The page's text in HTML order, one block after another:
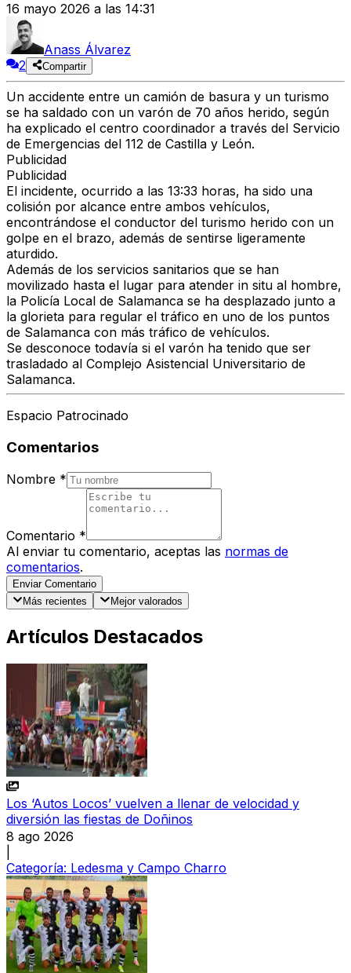
16 mayo 2026 a las 14:31
Anass Álvarez
2
Compartir
Un accidente entre un camión de basura y un turismo
se ha saldado con un varón de 70 años herido, según
ha explicado el centro coordinador a través del Servicio
de Emergencias del 112 de Castilla y León.
Publicidad
Publicidad
El incidente, ocurrido a las 13:33 horas, ha sido una
colisión por alcance entre ambos vehículos,
encontrándose el conductor del turismo herido con un
golpe en el brazo, además de sentirse ligeramente
aturdido.
Además de los servicios sanitarios que se han
movilizado hasta el lugar para atender in situ al hombre,
la Policía Local de Salamanca se ha desplazado junto a
la glorieta para regular el tráfico en uno de los puntos
de Salamanca con más tráfico de vehículos.
Se desconoce todavía si el varón ha tenido que ser
trasladado al Complejo Asistencial Universitario de
Salamanca.
Espacio Patrocinado
Comentarios
Nombre *
Comentario *
Al enviar tu comentario, aceptas las normas de
comentarios.
Enviar Comentario
Más recientes
Mejor valorados
Artículos Destacados
Los ‘Autos Locos’ vuelven a llenar de velocidad y
diversión las fiestas de Doñinos
8 ago 2026
Categoría: Ledesma y Campo Charro